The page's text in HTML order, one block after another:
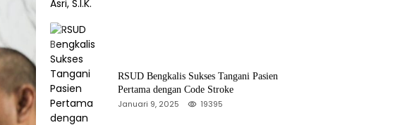
RSUD Bengkalis Sukses Tangani Pasien
Pertama dengan Code Stroke
Januari 9, 2025 19395